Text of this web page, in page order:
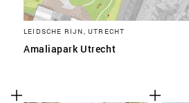
LEIDSCHE RIJN, UTRECHT
Amaliapark Utrecht